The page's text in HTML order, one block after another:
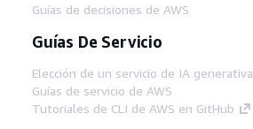
Guías de decisiones de AWS
Guías De Servicio
Elección de un servicio de IA generativa
Guías de servicio de AWS
Tutoriales de CLI de AWS en GitHub